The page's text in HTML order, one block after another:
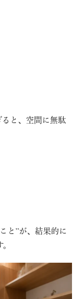
と、空間に無駄
と”が、結果的に